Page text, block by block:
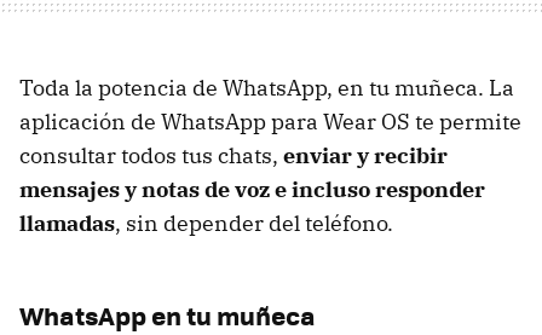
Toda la potencia de WhatsApp, en tu muñeca. La
aplicación de WhatsApp para Wear OS te permite
consultar todos tus chats, enviar y recibir
mensajes y notas de voz e incluso responder
llamadas, sin depender del teléfono.
WhatsApp en tu muñeca